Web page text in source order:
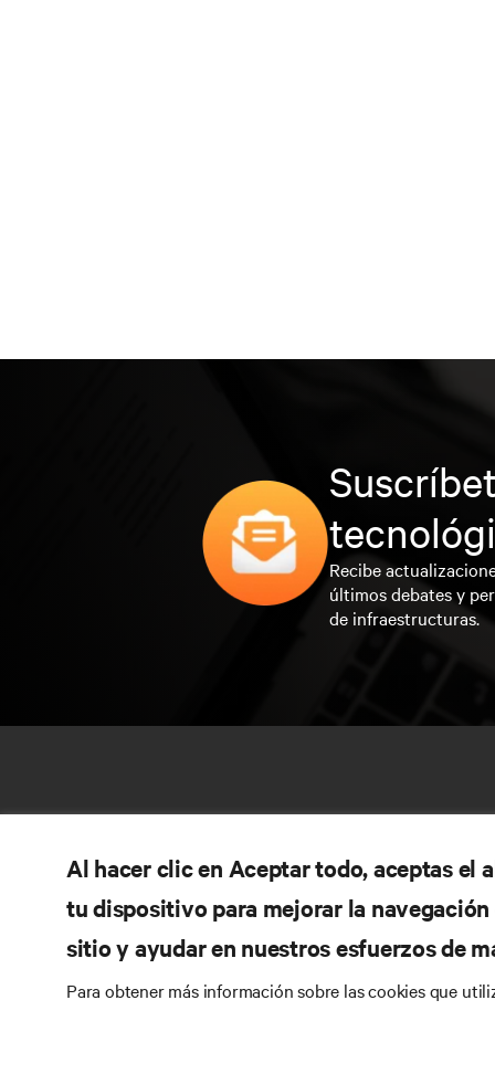
Recibe
últimos debates y
de infraestructuras.
Al hacer clic en Aceptar todo, aceptas el
tu dispositivo para mejorar la
sitio y ayudar en nuestros esfuerzos de
Para obtener más información sobre las cookies que